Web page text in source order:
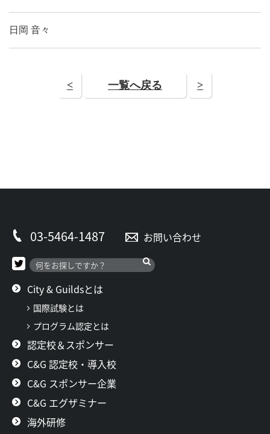
日岡 音々
< 一覧へ戻る >
03-5464-1487 お問い合わせ
City & Guildsとは
国際試験とは
プログラム認定とは
認定校＆スポンサー
C&G 認定校・導入校
C&G スポンサー企業
C&G エグザミナー
海外研修